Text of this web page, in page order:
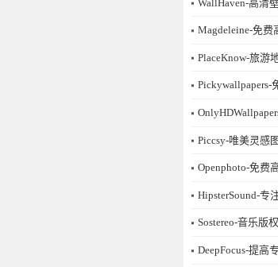
WallHaven-高清
Magdeleine-免费
PlaceKnow-旅游
Pickywallpapers-
Piccsy-唯美灵感
Openphoto-免费
HipsterSound-专
Sostereo-音乐版
DeepFocus-提高